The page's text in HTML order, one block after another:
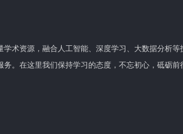
学术资源，融合人工智能、深度学习、大数据分析
务。在这里我们保持学习的态度，不忘初心，砥砺前